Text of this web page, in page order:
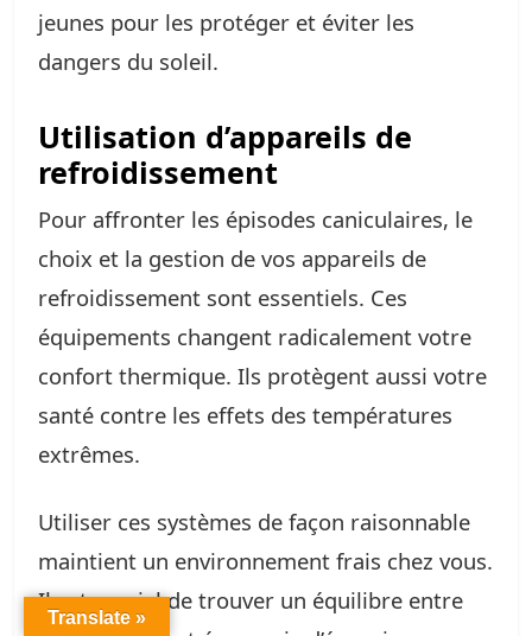
jeunes pour les protéger et éviter les
dangers du soleil.
Utilisation d’appareils de
refroidissement
Pour affronter les épisodes caniculaires, le
choix et la gestion de vos appareils de
refroidissement sont essentiels. Ces
équipements changent radicalement votre
confort thermique. Ils protègent aussi votre
santé contre les effets des températures
extrêmes.
Utiliser ces systèmes de façon raisonnable
maintient un environnement frais chez vous.
Il est crucial de trouver un équilibre entre
Translate »